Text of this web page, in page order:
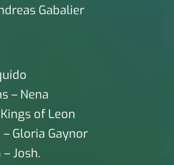
Gabalier
– Nena
of Leon
Gloria Gaynor
Josh.